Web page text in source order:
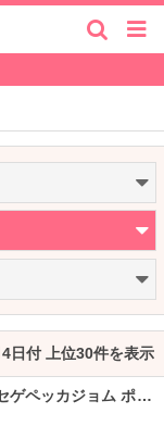
日付 上位30件を表示
新世界百貨店 本店（シンセゲペッカジョム ポンジョム）